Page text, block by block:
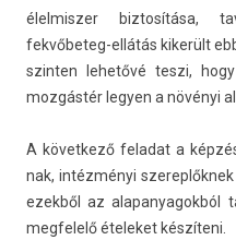
élel­misz­er bi­ztosítása,
fekvőbeteg-ellátás kikerült
szint­en lehetővé teszi,
mozgástér legy­en a növényi
A követ­kező feladat a
nak, intézményi
ezekből az al­apanyagok­ból
meg­felelő ételeket készíteni.